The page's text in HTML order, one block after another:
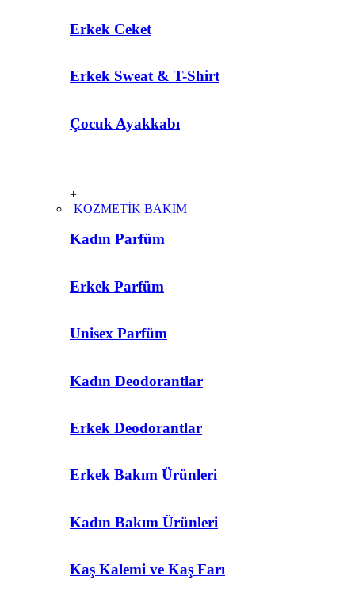
Erkek Ceket
Erkek Sweat & T-Shirt
Çocuk Ayakkabı
+
KOZMETİK BAKIM
Kadın Parfüm
Erkek Parfüm
Unisex Parfüm
Kadın Deodorantlar
Erkek Deodorantlar
Erkek Bakım Ürünleri
Kadın Bakım Ürünleri
Kaş Kalemi ve Kaş Farı